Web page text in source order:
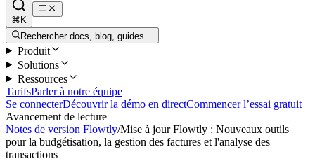
⌘K
Rechercher docs, blog, guides…
Produit
Solutions
Ressources
TarifsParler à notre équipe
Se connecterDécouvrir la démo en directCommencer l’essai gratuit
Avancement de lecture
Notes de version Flowtly/Mise à jour Flowtly : Nouveaux outils
pour la budgétisation, la gestion des factures et l'analyse des
transactions